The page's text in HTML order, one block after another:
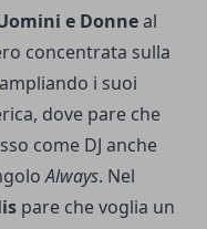
e Donneal
concentrata sulla
i suoi
dove pare che
come DJ anche
Always. Nel
pare che voglia un